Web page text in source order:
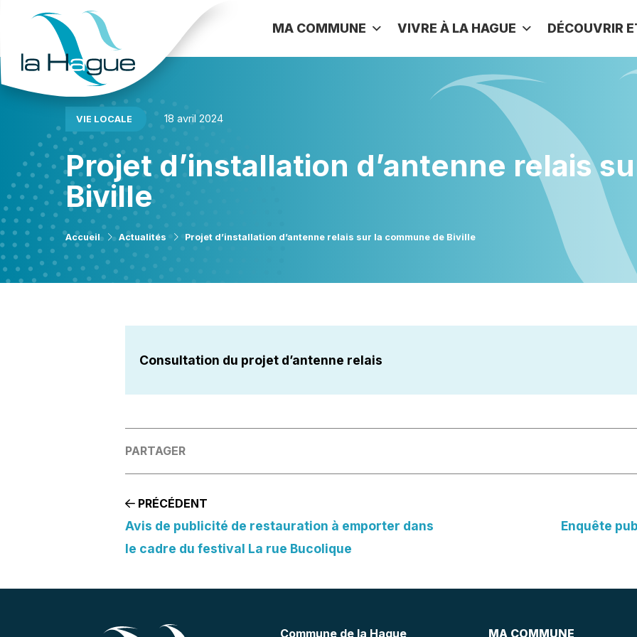
MA COMMUNE VIVRE À LA HAGUE DÉCOUVRIR
VIE LOCALE 18 avril 2024
Projet d’installation d’antenne relais
Biville
Accueil Actualités Projet d’installation d’antenne relais sur la commune de Biville
Consultation du projet d’antenne relais
PARTAGER
PRÉCÉDENT
Avis de publicité de restauration à emporter dans
le cadre du festival La rue Bucolique
Enquête
Commune de la Hague MA COMMUNE